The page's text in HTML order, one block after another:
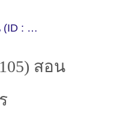
รี ที่กรุงเทพมหานคร
สอน